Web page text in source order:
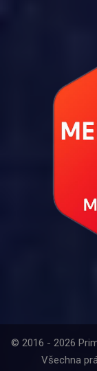
© 2016 - 2026
Všechna